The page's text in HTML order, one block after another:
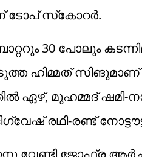
ടോപ് സ്‌കോറര്‍.
30 പോലും
ഹിമ്മത് സിങുമാണ്
ഏഴ്, മുഹമ്മദ്
രഥി-രണ്ട്